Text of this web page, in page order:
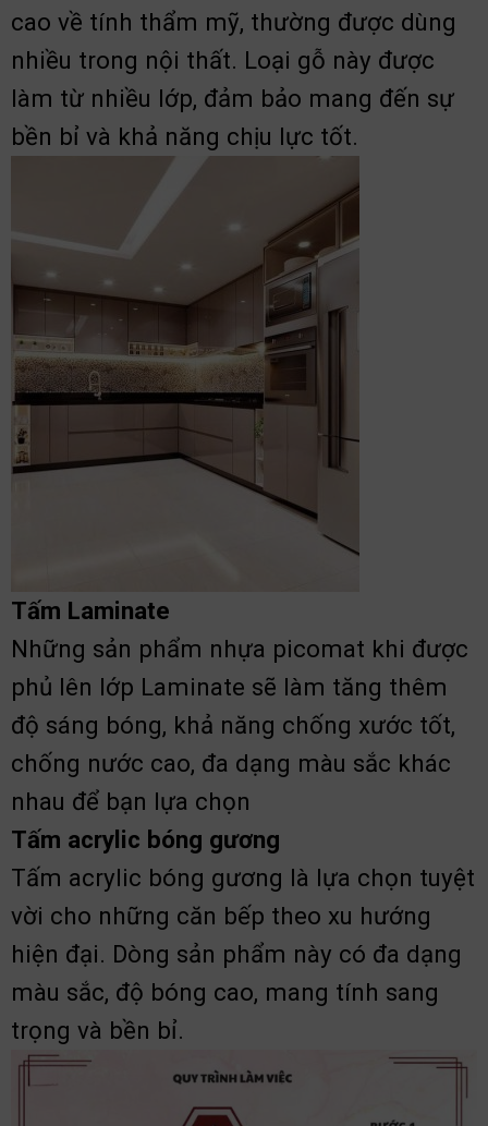
cao về tính thẩm mỹ, thường được dùng
nhiều trong nội thất. Loại gỗ này được
làm từ nhiều lớp, đảm bảo mang đến sự
bền bỉ và khả năng chịu lực tốt.
Tấm Laminate
Những sản phẩm nhựa picomat khi được
phủ lên lớp Laminate sẽ làm tăng thêm
độ sáng bóng, khả năng chống xước tốt,
chống nước cao, đa dạng màu sắc khác
nhau để bạn lựa chọn
Tấm acrylic bóng gương
Tấm acrylic bóng gương là lựa chọn tuyệt
vời cho những căn bếp theo xu hướng
hiện đại. Dòng sản phẩm này có đa dạng
màu sắc, độ bóng cao, mang tính sang
trọng và bền bỉ.